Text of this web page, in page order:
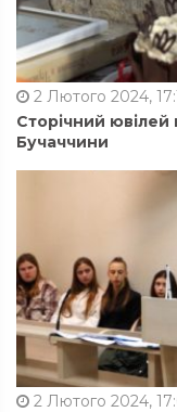
2 Лютого 2024,
Сторічний
Бучаччини
2 Лютого 2024,